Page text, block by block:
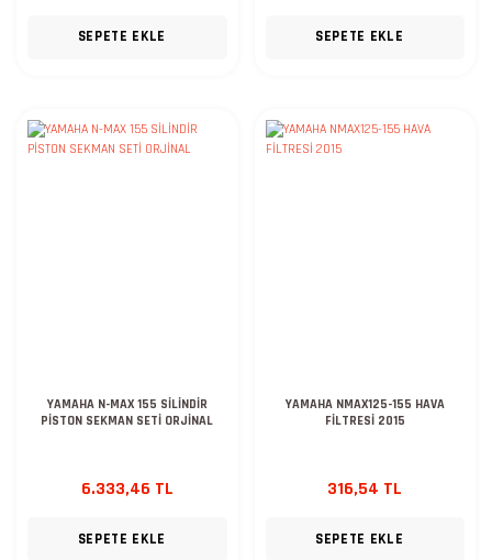
SEPETE EKLE SEPETE EKLE
YAMAHA N-MAX 155 SİLİNDİR
PİSTON SEKMAN SETİ ORJİNAL
6.333,46 TL
SEPETE EKLE
YAMAHA NMAX125-155 HAVA
FİLTRESİ 2015
316,54 TL
SEPETE EKLE